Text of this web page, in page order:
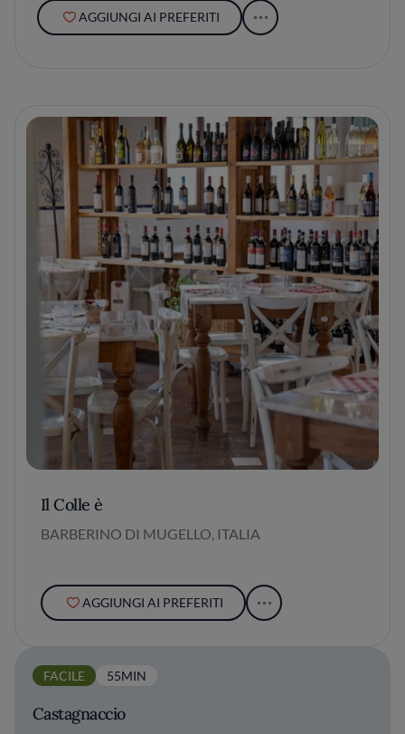
AGGIUNGI AI PREFERITI
Il Colle è
BARBERINO DI MUGELLO, ITALIA
AGGIUNGI AI PREFERITI
FACILE 55MIN
Castagnaccio